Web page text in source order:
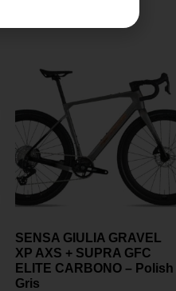
SENSA GIULIA GRAVEL
XP AXS + SUPRA GFC
ELITE CARBONO – Polish
Gris